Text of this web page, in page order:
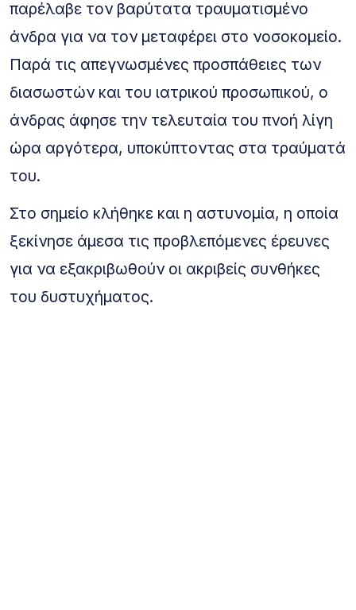
παρέλαβε τον βαρύτατα τραυματισμένο
άνδρα για να τον μεταφέρει στο νοσοκομείο.
Παρά τις απεγνωσμένες προσπάθειες των
διασωστών και του ιατρικού προσωπικού, ο
άνδρας άφησε την τελευταία του πνοή λίγη
ώρα αργότερα, υποκύπτοντας στα τραύματά
του.
Στο σημείο κλήθηκε και η αστυνομία, η οποία
ξεκίνησε άμεσα τις προβλεπόμενες έρευνες
για να εξακριβωθούν οι ακριβείς συνθήκες
του δυστυχήματος.